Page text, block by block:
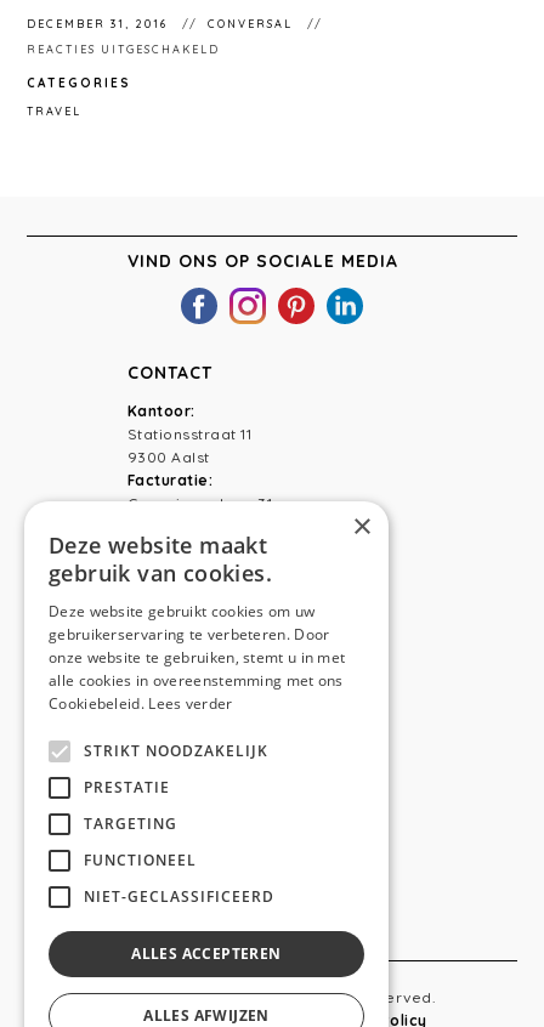
DECEMBER 31, 2016
CONVERSAL
REACTIES UITGESCHAKELD
CATEGORIES
TRAVEL
VIND ONS OP SOCIALE MEDIA
CONTACT
Kantoor:
Stationsstraat 11
9300 Aalst
Facturatie:
Capucienenlaan 31
Telefoon:0473 44 56 94
NAVIGATION
Home
Diensten
Realisaties
Copyright © 2019 Anso. All rights reserved.
Sitemap-Privacy Policy Cookie Policy
×
Deze website maakt
gebruik van cookies.
Deze website gebruikt cookies om uw
gebruikerservaring te verbeteren. Door
onze website te gebruiken, stemt u in met
alle cookies in overeenstemming met ons
Cookiebeleid. Lees verder
STRIKT NOODZAKELIJK
PRESTATIE
TARGETING
FUNCTIONEEL
NIET-GECLASSIFICEERD
ALLES ACCEPTEREN
ALLES AFWIJZEN